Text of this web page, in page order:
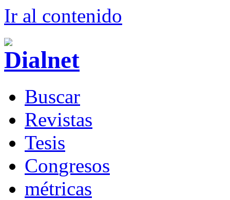
Ir al contenido
Buscar
Revistas
Tesis
Congresos
métricas